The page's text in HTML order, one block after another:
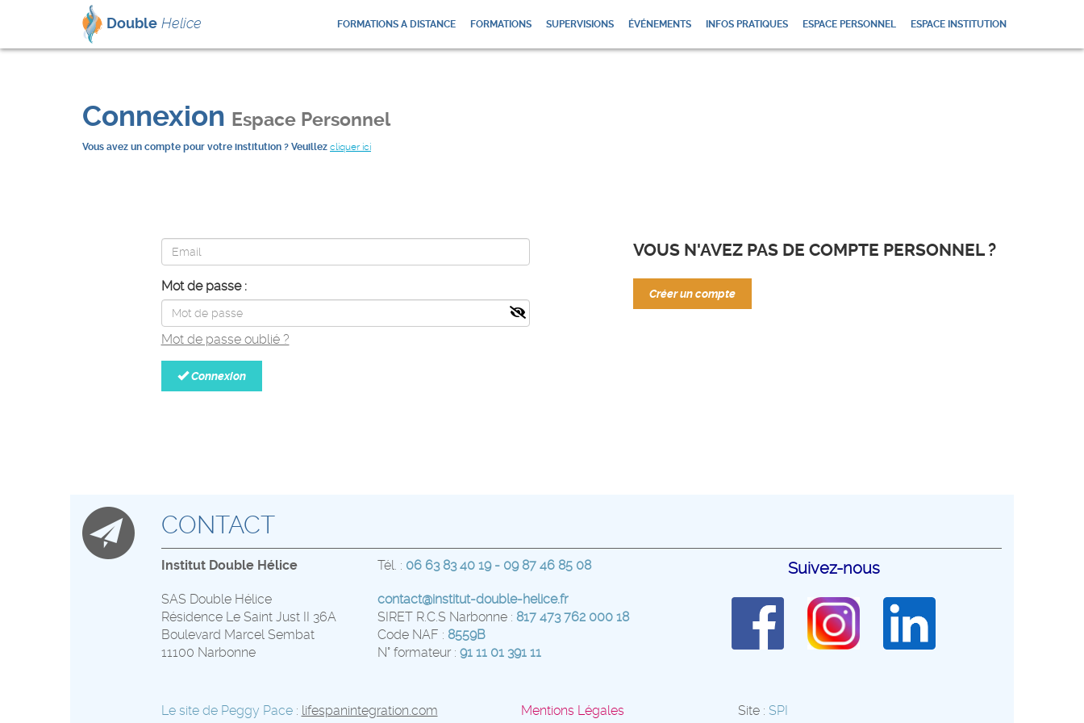
Double Helice FORMATIONS A DISTANCE FORMATIONS SUPERVISIONS ÉVÉNEMENTS INFOS PRATIQUES ESPACE PERSONNEL ESPACE INSTITUTION
Connexion Espace Personnel
Vous avez un compte pour votre institution ? Veuillez cliquer ici
Mot de passe :
Mot de passe oublié ?
Connexion
VOUS N'AVEZ PAS DE COMPTE PERSONNEL ?
Créer un compte
CONTACT
Institut Double Hélice
SAS Double Hélice
Résidence Le Saint Just II 36A
Boulevard Marcel Sembat
11100 Narbonne
Tél. : 06 63 83 40 19 - 09 87 46 85 08
contact@institut-double-helice.fr
SIRET R.C.S Narbonne : 817 473 762 000 18
Code NAF : 8559B
N° formateur : 91 11 01 391 11
Suivez-nous
Le site de Peggy Pace: lifespanintegration.com
Mentions Légales
Site : SPI